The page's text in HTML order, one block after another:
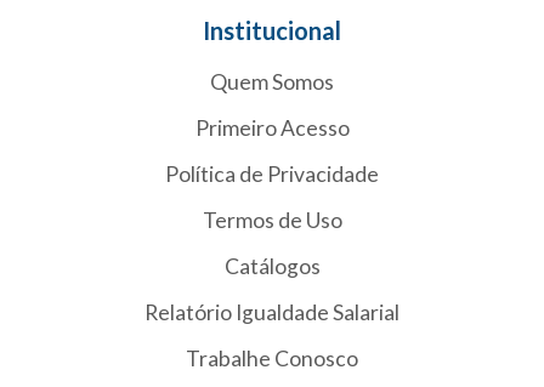
Institucional
Quem Somos
Primeiro Acesso
Política de Privacidade
Termos de Uso
Catálogos
Relatório Igualdade Salarial
Trabalhe Conosco